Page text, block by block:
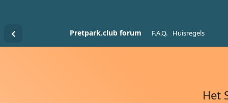
Pretpark.club forum F.A.Q. Huisregels
Het